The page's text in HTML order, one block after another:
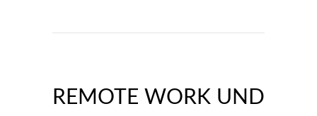
REMOTE WORK UND